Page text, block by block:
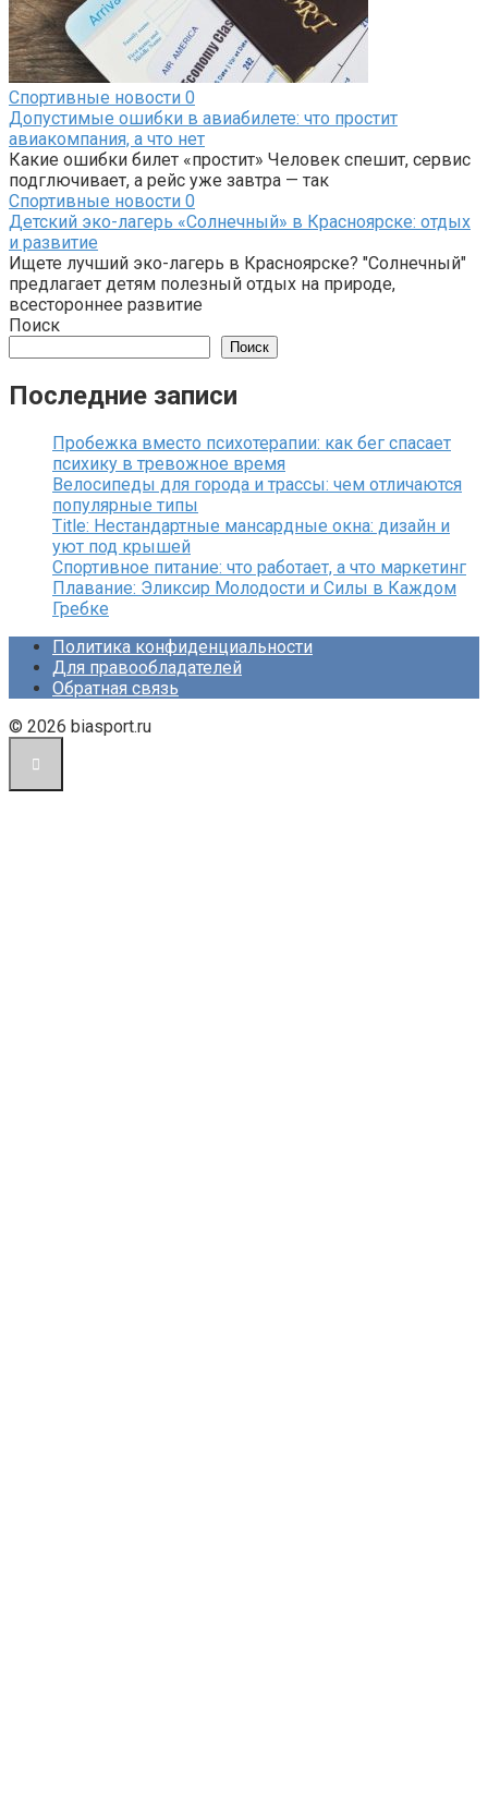
Спортивные новости 0
Допустимые ошибки в авиабилете: что простит
авиакомпания, а что нет
Какие ошибки билет «простит» Человек спешит, сервис
подглючивает, а рейс уже завтра — так
Спортивные новости 0
Детский эко-лагерь «Солнечный» в Красноярске: отдых
и развитие
Ищете лучший эко-лагерь в Красноярске? "Солнечный"
предлагает детям полезный отдых на природе,
всестороннее развитие
Поиск
Поиск
Последние записи
Пробежка вместо психотерапии: как бег спасает
психику в тревожное время
Велосипеды для города и трассы: чем отличаются
популярные типы
Title: Нестандартные мансардные окна: дизайн и
уют под крышей
Спортивное питание: что работает, а что маркетинг
Плавание: Эликсир Молодости и Силы в Каждом
Гребке
Политика конфиденциальности
Для правообладателей
Обратная связь
© 2026 biasport.ru